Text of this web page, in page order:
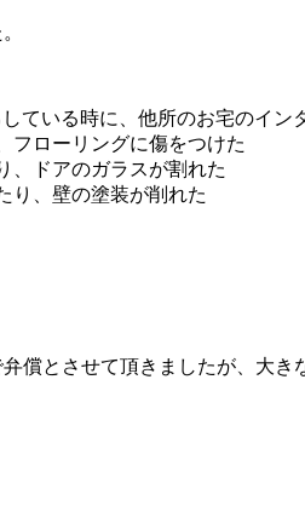
ている時に、他所のお宅のイン
フローリングに傷をつけた
、ドアのガラスが割れた
り、壁の塗装が削れた
償とさせて頂きましたが、大